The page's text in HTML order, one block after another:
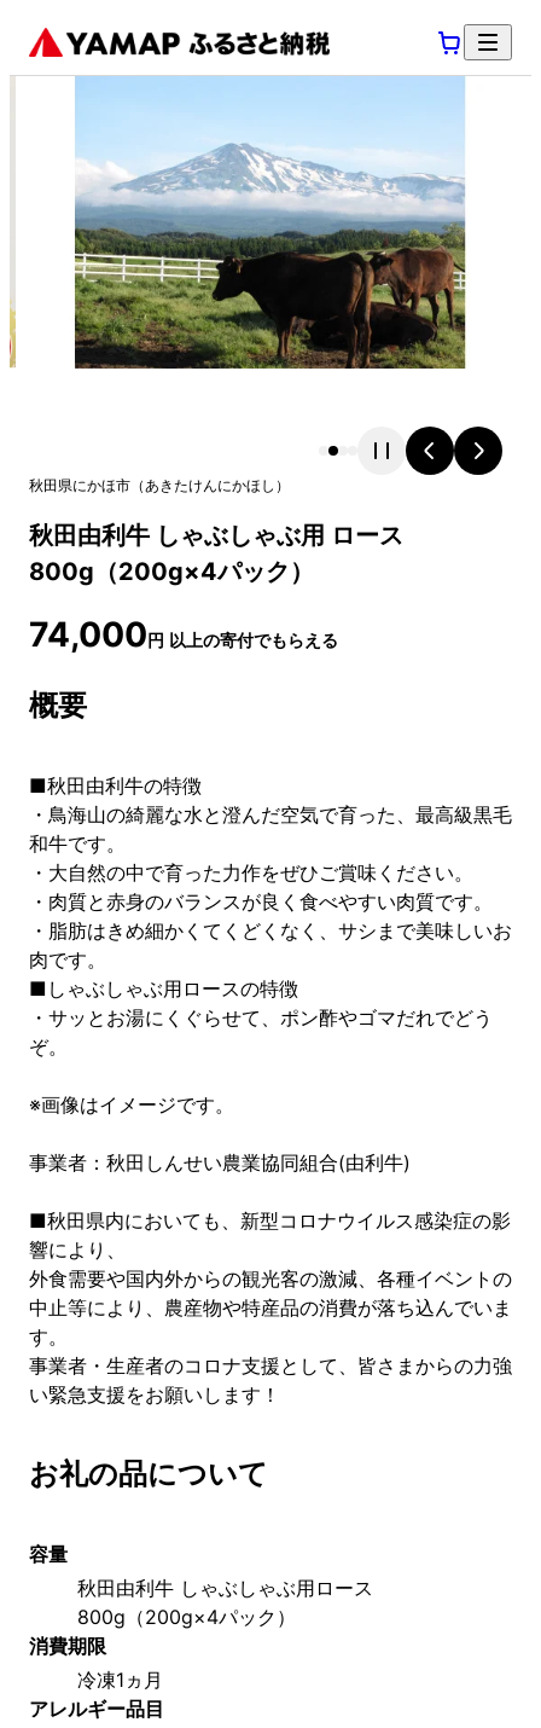
秋田県にかほ市 （あきたけんにかほし ）
秋田由利牛 しゃぶしゃぶ用 ロース
800g（200g×4パック）
74,000円 以上の寄付でもらえる
概要
■秋田由利牛の特徴
・鳥海山の綺麗な水と澄んだ空気で育った、最高級黒毛
和牛です。
・大自然の中で育った力作をぜひご賞味ください。
・肉質と赤身のバランスが良く食べやすい肉質です。
・脂肪はきめ細かくてくどくなく、サシまで美味しいお
肉です。
■しゃぶしゃぶ用ロースの特徴
・サッとお湯にくぐらせて、ポン酢やゴマだれでどう
ぞ。
※画像はイメージです。
事業者：秋田しんせい農業協同組合(由利牛)
■秋田県内においても、新型コロナウイルス感染症の影
響により、
外食需要や国内外からの観光客の激減、各種イベントの
中止等により、農産物や特産品の消費が落ち込んでいま
す。
事業者・生産者のコロナ支援として、皆さまからの力強
い緊急支援をお願いします！
お礼の品について
容量
秋田由利牛 しゃぶしゃぶ用ロース
800g（200g×4パック）
消費期限
冷凍1ヵ月
アレルギー品目